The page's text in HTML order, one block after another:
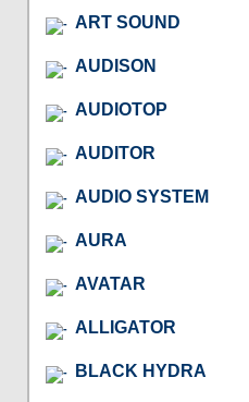
ART SOUND
AUDISON
AUDIOTOP
AUDITOR
AUDIO SYSTEM
AURA
AVATAR
ALLIGATOR
BLACK HYDRA